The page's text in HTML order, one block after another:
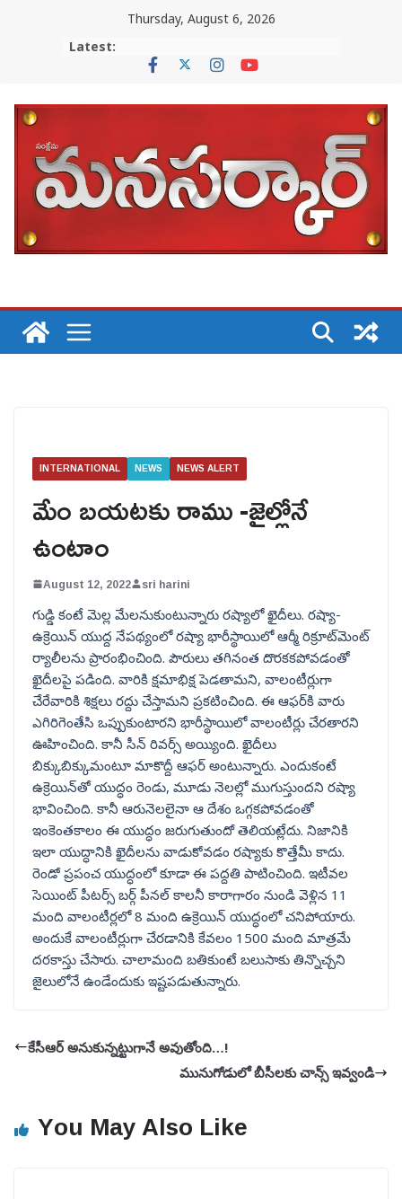
Thursday, August 6, 2026
Latest:
INTERNATIONAL NEWS NEWS ALERT
మేం బయటకు రాము -జైల్లోనే
ఉంటాం
August 12, 2022 sri harini
గుడ్డి కంటే మెల్ల మేలనుకుంటున్నారు రష్యాలో ఖైదీలు. రష్యా-
ఉక్రెయిన్ యుద్ద నేపథ్యంలో రష్యా భారీస్థాయిలో ఆర్మీ రిక్రూట్‌మెంట్
ర్యాలీలను ప్రారంభించింది. పౌరులు తగినంత దొరకకపోవడంతో
ఖైదీలపై పడింది. వారికి క్షమాభిక్ష పెడతామని, వాలంటీర్లుగా
చేరేవారికి శిక్షలు రద్దు చేస్తామని ప్రకటించింది. ఈ ఆఫర్‌కి వారు
ఎగిరిగెంతేసి ఒప్పుకుంటారని భారీస్థాయిలో వాలంటీర్లు చేరతారని
ఊహించింది. కానీ సీన్ రివర్స్ అయ్యింది. ఖైదీలు
బిక్కుబిక్కుమంటూ మాకొద్దీ ఆఫర్ అంటున్నారు. ఎందుకంటే
ఉక్రెయిన్‌తో యుద్ధం రెండు, మూడు నెలల్లో ముగుస్తుందని రష్యా
భావించింది. కానీ ఆరునెలలైనా ఆ దేశం ఒగ్గకపోవడంతో
ఇంకెంతకాలం ఈ యుద్ధం జరుగుతుందో తెలియట్లేదు. నిజానికి
ఇలా యుద్ధానికి ఖైదీలను వాడుకోవడం రష్యాకు కొత్తేమీ కాదు.
రెండో ప్రపంచ యుద్ధంలో కూడా ఈ పద్దతి పాటించింది. ఇటీవల
సెయింట్ పీటర్స్ బర్గ్ పీనల్ కాలనీ కారాగారం నుండి వెళ్లిన 11
మంది వాలంటీర్లలో 8 మంది ఉక్రెయిన్ యుద్ధంలో చనిపోయారు.
అందుకే వాలంటీర్లుగా చేరడానికి కేవలం 1500 మంది మాత్రమే
దరకాస్తు చేసారు. చాలామంది బతికుంటే బలుసాకు తిన్నొచ్చని
జైలులోనే ఉండేందుకు ఇష్టపడుతున్నారు.
కేసీఆర్ అనుకున్నట్టుగానే అవుతోంది…!
మునుగోడులో బీసీలకు చాన్స్ ఇవ్వండి
You May Also Like